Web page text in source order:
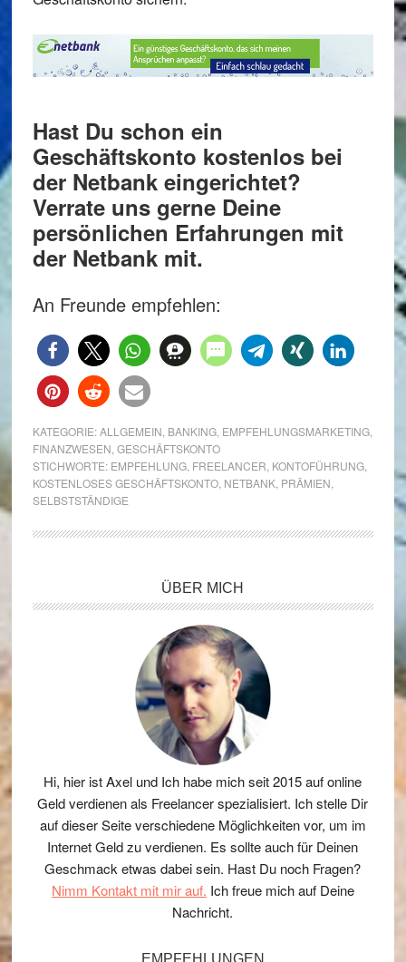
Hast Du schon ein
Geschäftskonto kostenlos bei
der Netbank eingerichtet?
Verrate uns gerne Deine
persönlichen Erfahrungen mit
der Netbank mit.
An Freunde empfehlen:
KATEGORIE:ALLGEMEIN BANKING, EMPFEHLUNGSMARKETING,
FINANZWESEN GESCHÄFTSKONTO
STICHWORTE: EMPFEHLUNG, FREELANCER KONTOFÜHRUNG,
KOSTENLOSES GESCHÄFTSKONTO, NETBANK, PRÄMIEN
SELBSTSTÄNDIGE
ÜBER MICH
Hi, hier ist Axel und Ich habe mich seit 2015 auf online
Geld verdienen als Freelancer spezialisiert. Ich stelle Dir
auf dieser Seite verschiedene Möglichkeiten vor, um im
Internet Geld zu verdienen. Es sollte auch für Deinen
Geschmack etwas dabei sein. Hast Du noch Fragen?
Nimm Kontakt mit mir auf. Ich freue mich auf Deine
Nachricht.
EMPFEHLUNGEN